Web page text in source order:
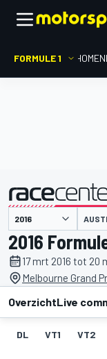
FORMULE 1 HOME
gepresenteerd door
2016
17 mrt 2016 tot 20
Melbourne Grand
OverzichtLive
DL VT1 VT2